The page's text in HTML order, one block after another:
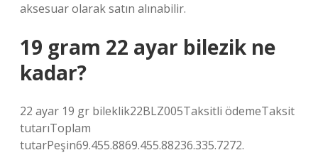
aksesuar olarak satın alınabilir.
19 gram 22 ayar bilezik ne
kadar?
22 ayar 19 gr bileklik22BLZ005Taksitli ödemeTaksit
tutarıToplam
tutarPeşin69.455.8869.455.88236.335.7272.